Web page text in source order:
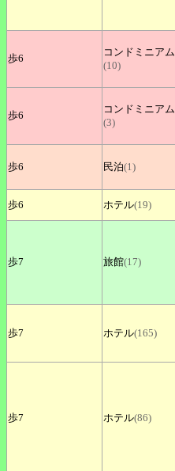
歩6
コンドミニアム
(10)
歩6
コンドミニアム
(3)
歩6 民泊(1)
歩6 ホテル(19)
歩7 旅館(17)
歩7 ホテル(165)
歩7 ホテル(86)